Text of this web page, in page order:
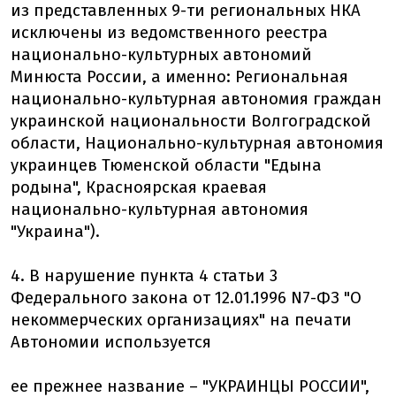
из представленных 9-ти региональных НКА
исключены из ведомственного реестра
национально-культурных автономий
Минюста России, а именно: Региональная
национально-культурная автономия граждан
украинской национальности Волгоградской
области, Национально-культурная автономия
украинцев Тюменской области "Едына
родына", Красноярская краевая
национально-культурная автономия
"Украина").
4. В нарушение пункта 4 статьи 3
Федерального закона от 12.01.1996 N7-ФЗ "О
некоммерческих организациях" на печати
Автономии используется
ее прежнее название – "УКРАИНЦЫ РОССИИ",